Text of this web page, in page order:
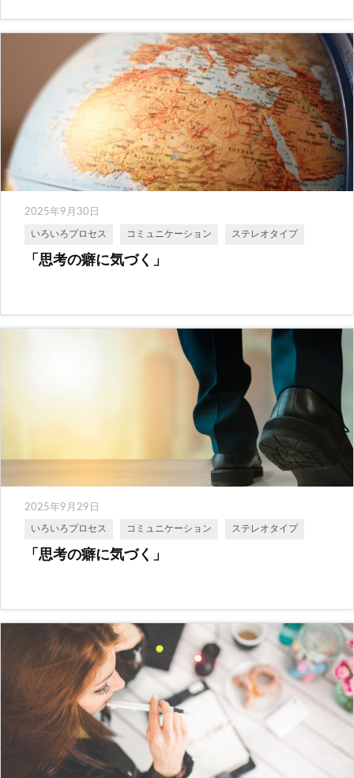
2025年9月30日
いろいろプロセス コミュニケーション ステレオタイプ
「思考の癖に気づく」
2025年9月29日
いろいろプロセス コミュニケーション ステレオタイプ
「思考の癖に気づく」